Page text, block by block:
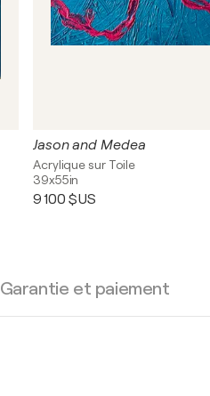
Jason and Medea
Acrylique sur Toile
39x55in
9 100 $US
Garantie et paiement